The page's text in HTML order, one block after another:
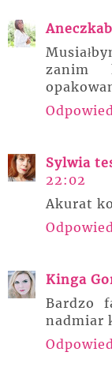
zanim
Sylwia
22:02
Akurat
Kinga
Bardzo
nadmiar